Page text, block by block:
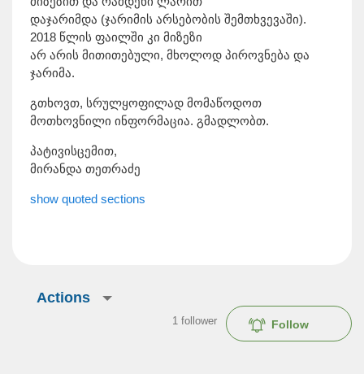
დაჯარიმდა (ჯარიმის არსებობის შემთხვევაში).
2018 წლის ფაილში კი მიზეზი
არ არის მითითებული, მხოლოდ პიროვნება და
ჯარიმა.
გთხოვთ, სრულყოფილად მომაწოდოთ
მოთხოვნილი ინფორმაცია. გმადლობთ.
პატივისცემით,
მირანდა თეთრაძე
show quoted sections
Actions
Follow
1 follower